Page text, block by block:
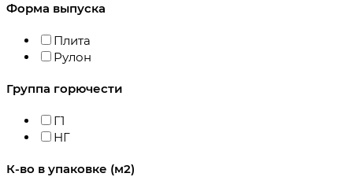
Форма выпуска
Плита
Рулон
Группа горючести
Г1
НГ
К-во в упаковке (м2)